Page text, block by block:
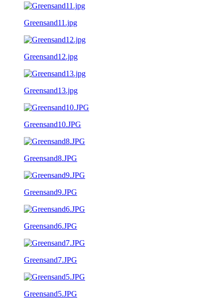
Greensand11.jpg
Greensand12.jpg
Greensand13.jpg
Greensand10.JPG
Greensand8.JPG
Greensand9.JPG
Greensand6.JPG
Greensand7.JPG
Greensand5.JPG